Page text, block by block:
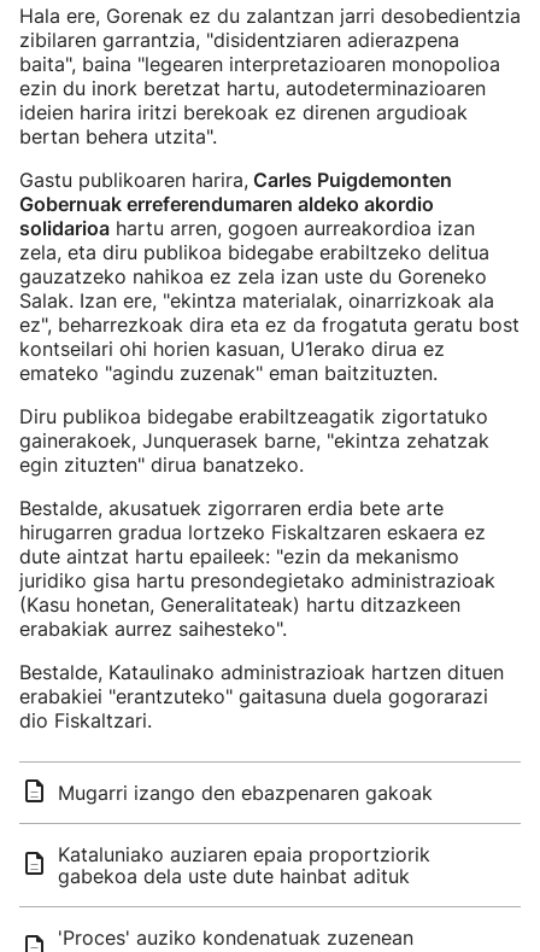
Hala ere, Gorenak ez du zalantzan jarri desobedientzia
zibilaren garrantzia, "disidentziaren adierazpena
baita", baina "legearen interpretazioaren monopolioa
ezin du inork beretzat hartu, autodeterminazioaren
ideien harira iritzi berekoak ez direnen argudioak
bertan behera utzita".
Gastu publikoaren harira, Carles Puigdemonten
Gobernuak erreferendumaren aldeko akordio
solidarioa hartu arren, gogoen aurreakordioa izan
zela, eta diru publikoa bidegabe erabiltzeko delitua
gauzatzeko nahikoa ez zela izan uste du Goreneko
Salak. Izan ere, "ekintza materialak, oinarrizkoak ala
ez", beharrezkoak dira eta ez da frogatuta geratu bost
kontseilari ohi horien kasuan, U1erako dirua ez
emateko "agindu zuzenak" eman baitzituzten.
Diru publikoa bidegabe erabiltzeagatik zigortatuko
gainerakoek, Junquerasek barne, "ekintza zehatzak
egin zituzten" dirua banatzeko.
Bestalde, akusatuek zigorraren erdia bete arte
hirugarren gradua lortzeko Fiskaltzaren eskaera ez
dute aintzat hartu epaileek: "ezin da mekanismo
juridiko gisa hartu presondegietako administrazioak
(Kasu honetan, Generalitateak) hartu ditzazkeen
erabakiak aurrez saihesteko".
Bestalde, Kataulinako administrazioak hartzen dituen
erabakiei "erantzuteko" gaitasuna duela gogorarazi
dio Fiskaltzari.
Mugarri izango den ebazpenaren gakoak
Kataluniako auziaren epaia proportziorik
gabekoa dela uste dute hainbat adituk
'Proces' auziko kondenatuak zuzenean